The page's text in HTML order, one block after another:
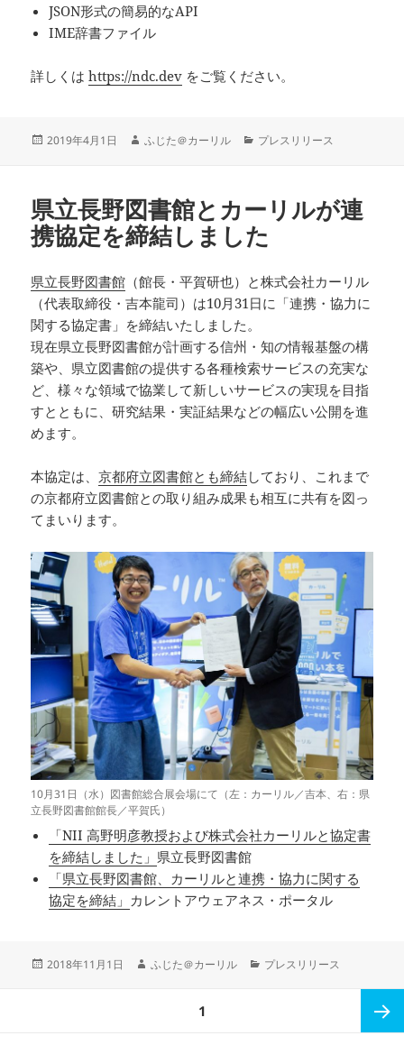
JSON形式の簡易的なAPI
IME辞書ファイル
詳しくはhttps://ndc.dev をご覧ください。
投
2019年4月1日
作
ふじた＠カーリル
カ
ー
プレスリリース
県立長野図書館とカーリルが連
携協定を締結しました
県立長野図書館 （館長・平賀研也）と株式会社カーリル
（代表取締役・吉本龍司）は10月31日に「連携・協力に
関する協定書」を締結いたしました。
現在県立長野図書館が計画する信州・知の情報基盤の構
築や、県立図書館の提供する各種検索サービスの充実な
ど、様々な領域で協業して新しいサービスの実現を目指
すとともに、研究結果・実証結果などの幅広い公開を進
めます。
本協定は、京都府立図書館とも締結しており、これまで
の京都府立図書館との取り組み成果も相互に共有を図っ
てまいります。
10月31日（水）図書館総合展会場にて（左：カーリル／吉本、右：県
立長野図書館館長／平賀氏）
「NII 高野明彦教授および株式会社カーリルと協定書
を締結しました」 県立長野図書館
「県立長野図書館、カーリルと連携・協力に関する
協定を締結」 カレントアウェアネス・ポータル
投
2018年11月1日
作
ふじた＠カーリル
カ
プレスリリース
ペ
1